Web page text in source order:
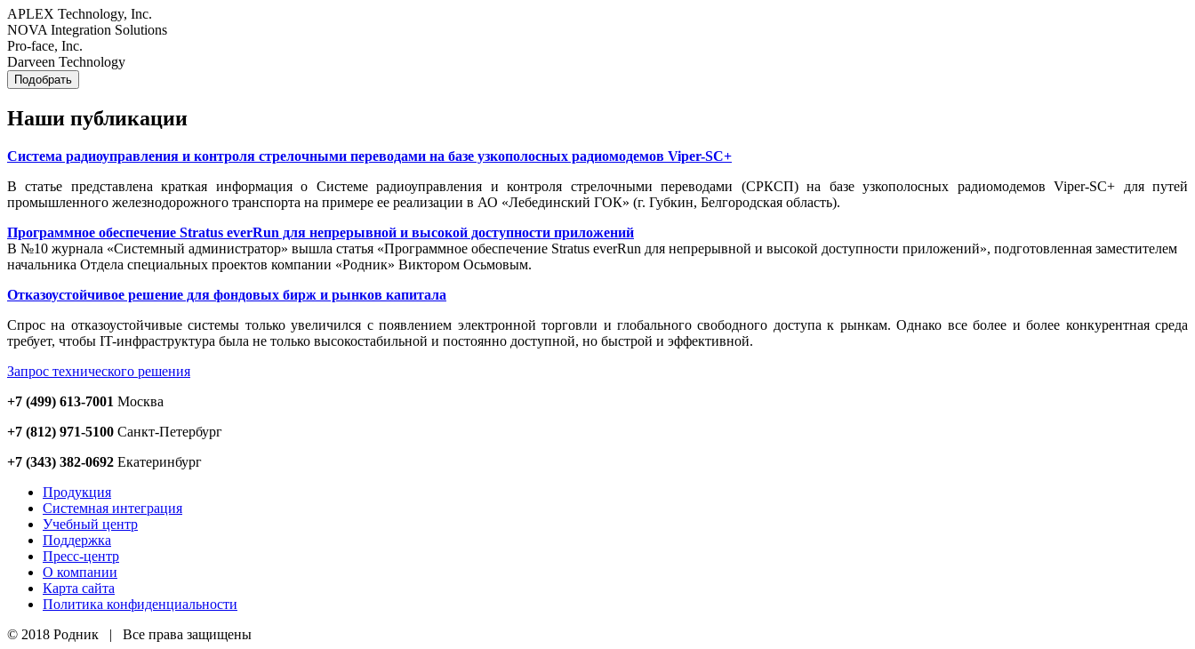
APLEX Technology, Inc.
NOVA Integration Solutions
Pro-face, Inc.
Darveen Technology
Наши публикации
Система радиоуправления и контроля стрелочными переводами на базе узкополосных радиомодемов Viper-SC+
В статье представлена краткая информация о Системе радиоуправления и контроля стрелочными переводами (СРКСП) на базе узкополосных радиомодемов Viper-SC+ для путей
промышленного железнодорожного транспорта на примере ее реализации в АО «Лебединский ГОК» (г. Губкин, Белгородская область).
Программное обеспечение Stratus everRun для непрерывной и высокой доступности приложений
В №10 журнала «Системный администратор» вышла статья «Программное обеспечение Stratus everRun для непрерывной и высокой доступности приложений», подготовленная заместителем
начальника Отдела специальных проектов компании «Родник» Виктором Осьмовым.
Отказоустойчивое решение для фондовых бирж и рынков капитала
Cпрос на отказоустойчивые системы только увеличился с появлением электронной торговли и глобального свободного доступа к рынкам. Однако все более и более конкурентная среда
требует, чтобы IT-инфраструктура была не только высокостабильной и постоянно доступной, но быстрой и эффективной.
Запрос технического решения
+7 (499) 613-7001 Москва
+7 (812) 971-5100 Санкт-Петербург
+7 (343) 382-0692 Екатеринбург
Продукция
Системная интеграция
Учебный центр
Поддержка
Пресс-центр
О компании
Карта сайта
Политика конфиденциальности
© 2018 Родник | Все права защищены